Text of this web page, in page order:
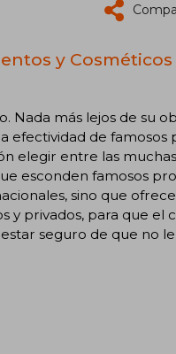
y Cosméticos
más lejos de su
efectividad de famosos
elegir entre las
esconden famosos
sino que
y privados, para que el
seguro de que no